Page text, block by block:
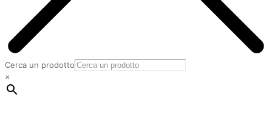
Cerca un prodotto
×